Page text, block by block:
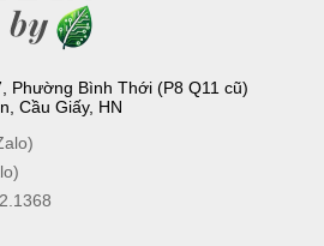
Phường Bình Thới (P8 Q11 cũ)
Cầu Giấy, HN